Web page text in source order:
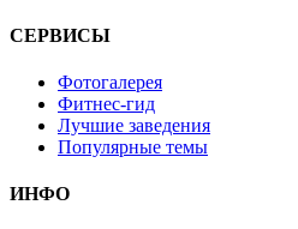
СЕРВИСЫ
Фотогалерея
Фитнес-гид
Лучшие заведения
Популярные темы
ИНФО